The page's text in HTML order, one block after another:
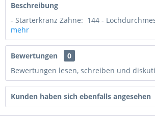
Beschreibung
- Starterkranz Zähne: 144 -
mehr
Bewertungen
0
Bewertungen lesen, schreiben und
Kunden haben sich ebenfalls angesehen